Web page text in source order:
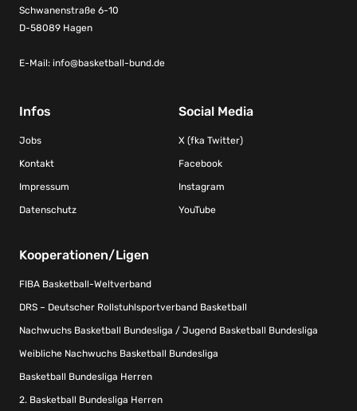
Schwanenstraße 6-10
D-58089 Hagen
E-Mail: info@basketball-bund.de
Infos
Jobs
Kontakt
Impressum
Datenschutz
Social Media
X (fka Twitter)
Facebook
Instagram
YouTube
Kooperationen/Ligen
FIBA Basketball-Weltverband
DRS – Deutscher Rollstuhlsportverband Basketball
Nachwuchs Basketball Bundesliga / Jugend Basketball Bundesliga
Weibliche Nachwuchs Basketball Bundesliga
Basketball Bundesliga Herren
2. Basketball Bundesliga Herren